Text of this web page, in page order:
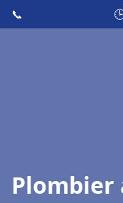
📞
Plombier